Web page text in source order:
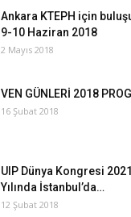
Ankara KTEPH için
9-10 Haziran 2018
2 Mayıs 2018
VEN GÜNLERİ 2018
16 Şubat 2018
UIP Dünya Kongresi 2021
Yılında İstanbul’da…
12 Şubat 2018